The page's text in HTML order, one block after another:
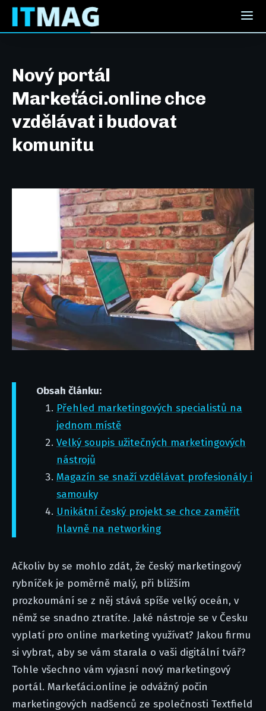
Nový portál
Markeťáci.online chce
vzdělávat i budovat
komunitu
Obsah článku:
Přehled marketingových specialistů na
jednom místě
Velký soupis užitečných marketingových
nástrojů
Magazín se snaží vzdělávat profesionály i
samouky
Unikátní český projekt se chce zaměřit
hlavně na networking
Ačkoliv by se mohlo zdát, že český marketingový
rybníček je poměrně malý, při bližším
prozkoumání se z něj stává spíše velký oceán, v
němž se snadno ztratíte. Jaké nástroje se v Česku
vyplatí pro online marketing využívat? Jakou firmu
si vybrat, aby se vám starala o vaši digitální tvář?
Tohle všechno vám vyjasní nový marketingový
portál. Markeťáci.online je odvážný počin
marketingových nadšenců ze společnosti Textfield